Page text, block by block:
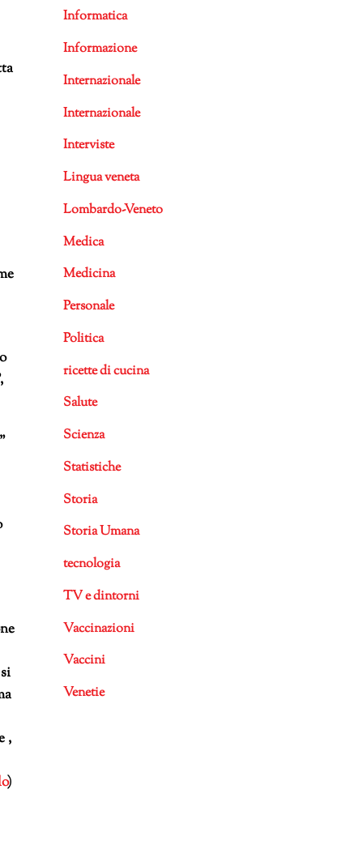
,
)
Informatica
Informazione
Internazionale
Internazionale
Interviste
Lingua veneta
Lombardo-Veneto
Medica
Medicina
Personale
Politica
ricette di cucina
Salute
Scienza
Statistiche
Storia
Storia Umana
tecnologia
TV e dintorni
Vaccinazioni
Vaccini
Venetie